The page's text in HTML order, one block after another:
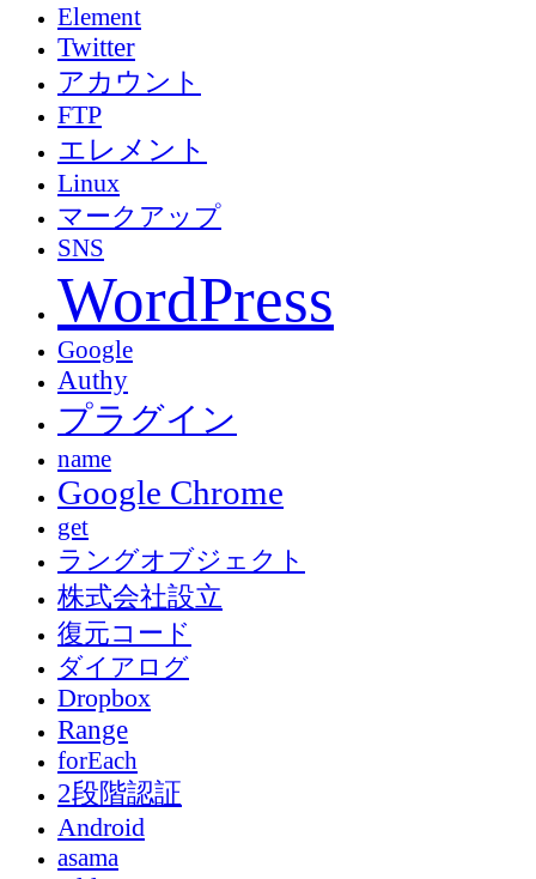
Element
Twitter
アカウント
FTP
エレメント
Linux
マークアップ
SNS
WordPress
Google
Authy
プラグイン
name
Google Chrome
get
ラングオブジェクト
株式会社設立
復元コード
ダイアログ
Dropbox
Range
forEach
2段階認証
Android
asama